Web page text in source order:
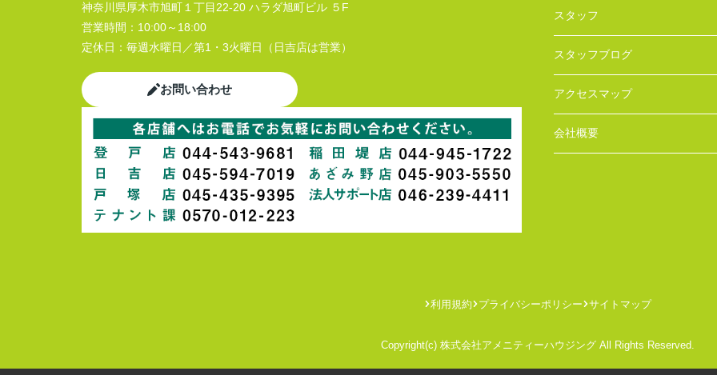
神奈川県厚木市旭町１丁目22-20 ハラダ旭町ビル ５F
営業時間： 10:00～18:00
定休日： 毎週水曜日／第1・3火曜日（日吉店は営業）
お問い合わせ
スタッフ
スタッフブログ
アクセスマップ
会社概要
利用規約 プライバシーポリシー サイトマップ
Copyright(c) 株式会社アメニティーハウジング All Rights Reserved.